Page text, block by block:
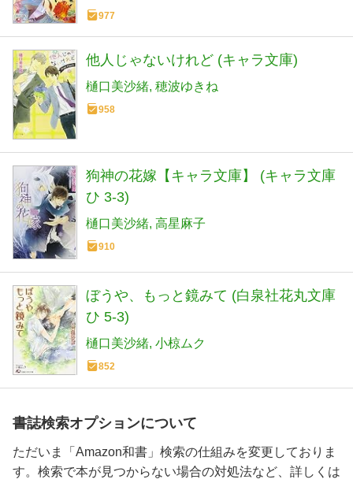
977
他人じゃないけれど (キャラ文庫)
樋口美沙緒 穂波ゆきね
958
狗神の花嫁【キャラ文庫】 (キャラ文庫
ひ 3-3)
樋口美沙緒 高星麻子
910
ぼうや、もっと鏡みて (白泉社花丸文庫
ひ 5-3)
樋口美沙緒 小椋ムク
852
書誌検索オプションについて
ただいま「Amazon和書」検索の仕組みを変更しておりま
す。検索で本が見つからない場合の対処法など、詳しくは